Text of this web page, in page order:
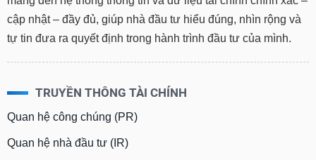
cập nhật – đầy đủ, giúp nhà đầu tư hiểu đúng, nhìn rộng và
tự tin đưa ra quyết định trong hành trình đầu tư của mình.
TRUYỀN THÔNG TÀI CHÍNH
Quan hệ công chúng (PR)
Quan hệ nhà đầu tư (IR)